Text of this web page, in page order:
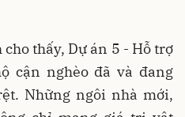
thấy, Dự án 5 - Hỗ trợ
cận nghèo đã và đang
Những ngôi nhà mới,